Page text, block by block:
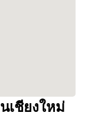
เชียงใหม่